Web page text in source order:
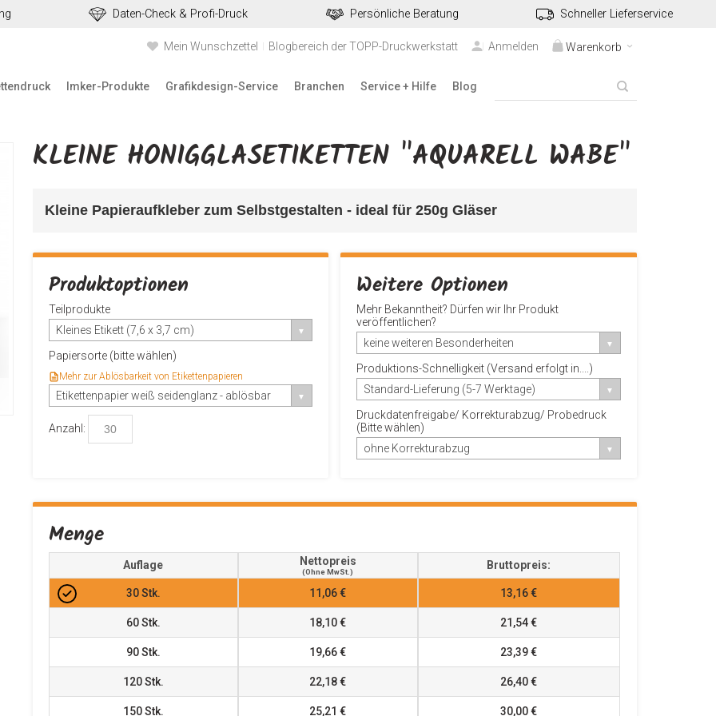
Daten-Check & Profi-Druck Persönliche Beratung Schneller Lieferservice
Warenkorb
Mein Wunschzettel Blogbereich der TOPP-Druckwerkstatt Anmelden
Imker-Produkte Grafikdesign-Service Branchen Service + Hilfe Blog
KLEINE HONIGGLASETIKETTEN "AQUARELL WABE"
Kleine Papieraufkleber zum Selbstgestalten - ideal für 250g Gläser
Produktoptionen
Teilprodukte
Kleines Etikett (7,6 x 3,7 cm)
Papiersorte (bitte wählen)
Mehr zur Ablösbarkeit von Etikettenpapieren
Etikettenpapier weiß seidenglanz - ablösbar
Anzahl:
Weitere Optionen
Mehr Bekanntheit? Dürfen wir Ihr Produkt
veröffentlichen?
keine weiteren Besonderheiten
Produktions-Schnelligkeit (Versand erfolgt in....)
Standard-Lieferung (5-7 Werktage)
Druckdatenfreigabe/ Korrekturabzug/ Probedruck
(Bitte wählen)
ohne Korrekturabzug
Menge
Auflage Nettopreis
(ohne MwSt.)
Bruttopreis:
30Stk. 11,06 € 13,16 €
60Stk. 18,10 € 21,54 €
90Stk. 19,66 € 23,39 €
120Stk. 22,18 € 26,40 €
150Stk. 25,21 € 30,00 €